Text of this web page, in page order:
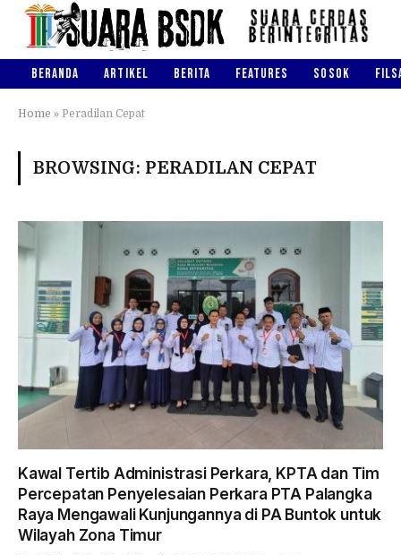
BERANDA ARTIKEL BERITA FEATURES SOSOK
Home » Peradilan Cepat
BROWSING: PERADILAN CEPAT
Kawal Tertib Administrasi Perkara, KPTA dan Tim
Percepatan Penyelesaian Perkara PTA Palangka
Raya Mengawali Kunjungannya di PA Buntok untuk
Wilayah Zona Timur